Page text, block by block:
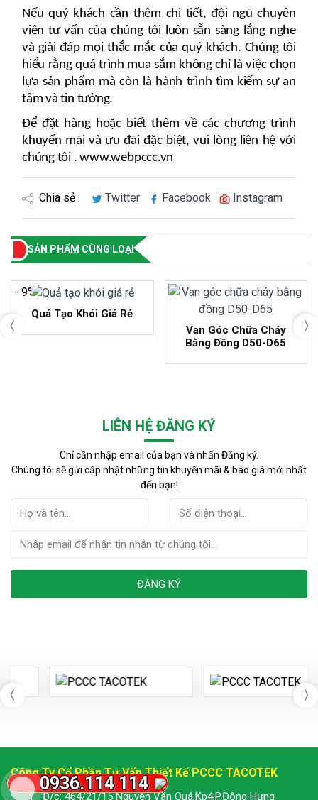
Nếu quý khách cần thêm chi tiết, đội ngũ chuyên
viên tư vấn của chúng tôi luôn sẵn sàng lắng nghe
và giải đáp mọi thắc mắc của quý khách. Chúng tôi
hiểu rằng quá trình mua sắm không chỉ là việc chọn
lựa sản phẩm mà còn là hành trình tìm kiếm sự an
tâm và tin tưởng.
Để đặt hàng hoặc biết thêm về các chương trình
khuyến mãi và ưu đãi đặc biệt, vui lòng liên hệ với
chúng tôi . www.webpccc.vn
Chia sẻ : Twitter Facebook Instagram
SẢN PHẨM CÙNG LOẠI
- 9%
Quả Tạo Khói Giá Rẻ
Van Góc Chữa Cháy
Bằng Đồng D50-D65
LIÊN HỆ ĐĂNG KÝ
Chỉ cần nhập email của bạn và nhấn Đăng ký.
Chúng tôi sẽ gửi cập nhật những tin khuyến mãi & báo giá mới nhất
đến bạn!
ĐĂNG KÝ
Công Ty Cổ Phần Tư Vấn Thiết Kế PCCC TACOTEK
Đ/c: 464/21/15 Nguyễn Văn Quá,Kp4,P.Đông Hưng